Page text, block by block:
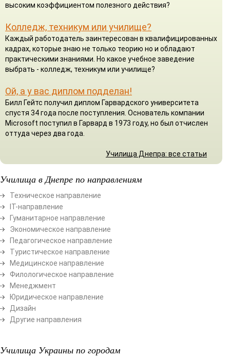
высоким коэффициентом полезного действия?
Колледж, техникум или училище?
Каждый работодатель заинтересован в квалифицированных
кадрах, которые знаю не только теорию но и обладают
практическими знаниями. Но какое учебное заведение
выбрать - колледж, техникум или училище?
Ой, а у вас диплом подделан!
Билл Гейтс получил диплом Гарвардского университета
спустя 34 года после поступления. Основатель компании
Microsoft поступил в Гарвард в 1973 году, но был отчислен
оттуда через два года.
Училища Днепра: все статьи
Училища в Днепре по направлениям
Техническое направление
ІТ-направление
Гуманитарное направление
Экономическое направление
Педагогическое направление
Туристическое направление
Медицинское направление
Филологическое направление
Менеджмент
Юридическое направление
Дизайн
Другие направления
Училища Украины по городам